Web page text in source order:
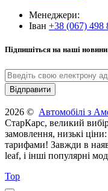
Менеджери:
Іван +38 (067) 498
Підпишіться на наші
2026 © Автомобілі з
СтарКарс, великий
замовлення, низькі
тарифами! Завжди в
leaf, і інші популярні
Top